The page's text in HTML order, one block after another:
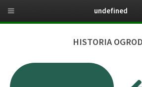
HISTORIA
undefined